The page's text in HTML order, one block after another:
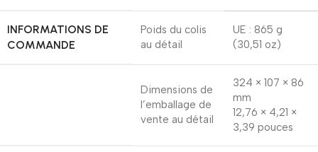
INFORMATIONS DE
COMMANDE
Poids du colis
au détail
UE : 865 g
(30,51 oz)
Dimensions de
l’emballage de
vente au détail
324 × 107 × 86
mm
12,76 × 4,21 ×
3,39 pouces